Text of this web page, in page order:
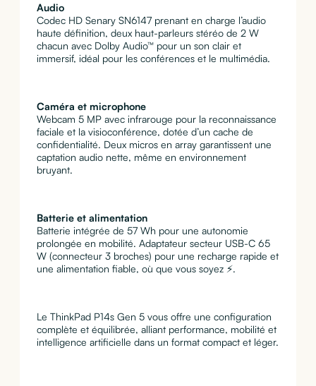
Audio
Codec HD Senary SN6147 prenant en charge l’audio
haute définition, deux haut-parleurs stéréo de 2 W
chacun avec Dolby Audio™ pour un son clair et
immersif, idéal pour les conférences et le multimédia.
Caméra et microphone
Webcam 5 MP avec infrarouge pour la reconnaissance
faciale et la visioconférence, dotée d’un cache de
confidentialité. Deux micros en array garantissent une
captation audio nette, même en environnement
bruyant.
Batterie et alimentation
Batterie intégrée de 57 Wh pour une autonomie
prolongée en mobilité. Adaptateur secteur USB-C 65
W (connecteur 3 broches) pour une recharge rapide et
une alimentation fiable, où que vous soyez ⚡.
Le ThinkPad P14s Gen 5 vous offre une configuration
complète et équilibrée, alliant performance, mobilité et
intelligence artificielle dans un format compact et léger.